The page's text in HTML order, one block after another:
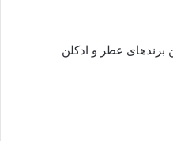
برندهای عطر و ادکلن